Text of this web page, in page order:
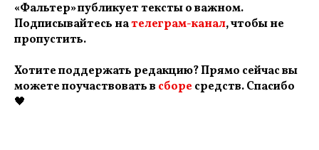
«Фальтер» публикует тексты о важном.
Подписывайтесь нателеграм-канал, чтобы не
пропустить.
Хотите поддержать редакцию? Прямо сейчас вы
можете поучаствовать в сборе средств. Спасибо
🖤